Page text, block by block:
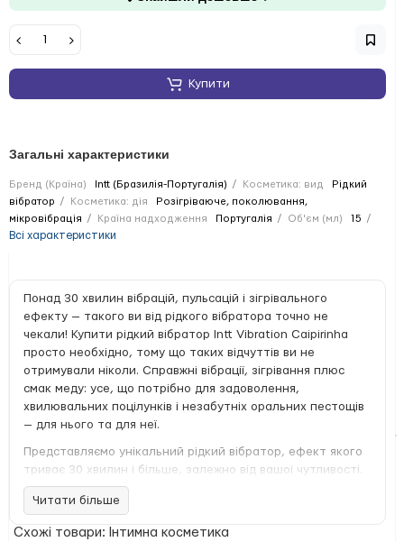
Купити
Загальні характеристики
Бренд (Країна) Intt (Бразилія-Португалія) Косметика: вид
Рідкий
вібратор
Косметика: дія
Розігріваюче, поколювання,
мікровібрація
Країна надходження Португалія Об'єм (мл) 15
Всі характеристики
Понад 30 хвилин вібрацій, пульсацій і зігрівального
ефекту — такого ви від рідкого вібратора точно не
чекали! Купити рідкий вібратор Intt Vibration Caipirinha
просто необхідно, тому що таких відчуттів ви не
отримували ніколи. Справжні вібрації, зігрівання плюс
смак меду: усе, що потрібно для задоволення,
хвилювальних поцілунків і незабутніх оральних пестощів
— для нього та для неї.
Представляємо унікальний рідкий вібратор, ефект якого
триває 30 хвилин і більше, залежно від вашої чутливості.
Цілих 30 хвилин мінливих відчуттів! Тепло, що
розливається по тілу, ніжне поколювання й інтенсивна
пульсація, яка змусить вас тремтіти від задоволення у
Читати більше
Схожі товари: Інтимна косметика